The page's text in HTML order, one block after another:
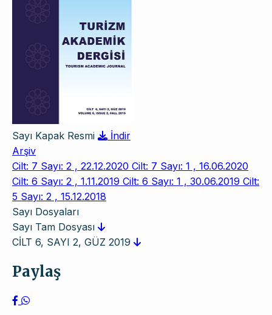
Sayı Kapak Resmi
İndir
Arşiv
Cilt: 7 Sayı: 2 , 22.12.2020 Cilt: 7 Sayı: 1 , 16.06.2020
Cilt: 6 Sayı: 2 , 1.11.2019 Cilt: 6 Sayı: 1 , 30.06.2019 Cilt:
5 Sayı: 2 , 15.12.2018
Sayı Dosyaları
Sayı Tam Dosyası
CİLT 6, SAYI 2, GÜZ 2019
Paylaş